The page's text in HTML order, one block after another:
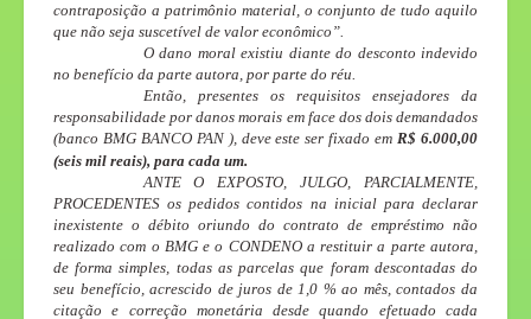
contraposição a patrimônio material, o conjunto de tudo aquilo
que não seja suscetível de valor econômico”.
O dano moral existiu diante do desconto indevido
no benefício da parte autora, por parte do réu.
Então, presentes os requisitos ensejadores da
responsabilidade por danos morais em face dos dois demandados
(banco BMG BANCO PAN ), deve este ser fixado em R$ 6.000,00
(seis mil reais), para cada um.
ANTE O EXPOSTO, JULGO, PARCIALMENTE,
PROCEDENTES os pedidos contidos na inicial para declarar
inexistente o débito oriundo do contrato de empréstimo não
realizado com o BMG e o CONDENO a restituir a parte autora,
de forma simples, todas as parcelas que foram descontadas do
seu benefício, acrescido de juros de 1,0 % ao mês, contados da
citação e correção monetária desde quando efetuado cada